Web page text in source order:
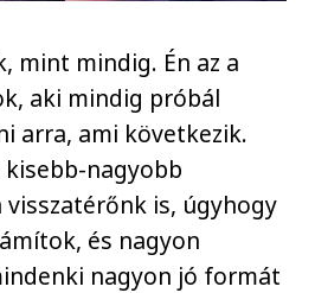
mint mindig. Én az a
aki mindig próbál
arra, ami következik.
nagyobb
visszatérőnk is, úgyhogy
és nagyon
nagyon jó formát